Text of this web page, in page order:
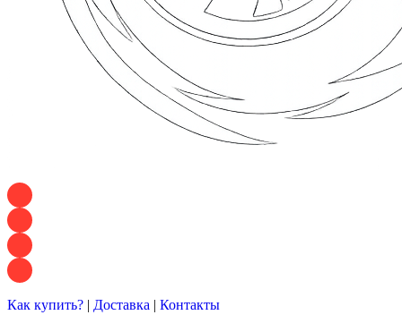
Как купить? | Доставка | Контакты